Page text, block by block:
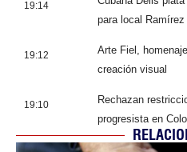
19:14
para local Ramírez
19:12
Arte Fiel,
creación visual
19:10
Rechazan
progresista en